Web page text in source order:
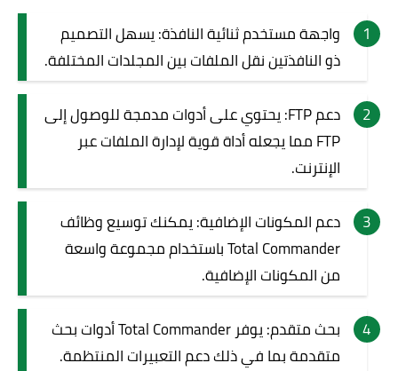
واجهة مستخدم ثنائية النافذة: يسهل التصميم
ذو النافذتين نقل الملفات بين المجلدات المختلفة.
دعم FTP: يحتوي على أدوات مدمجة للوصول إلى
FTP مما يجعله أداة قوية لإدارة الملفات عبر
الإنترنت.
دعم المكونات الإضافية: يمكنك توسيع وظائف
Total Commander باستخدام مجموعة واسعة
من المكونات الإضافية.
بحث متقدم: يوفر Total Commander أدوات بحث
متقدمة بما في ذلك دعم التعبيرات المنتظمة.